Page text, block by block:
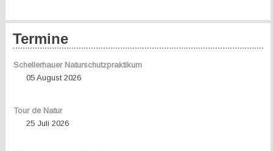
Termine
Schellerhauer Naturschutzpraktikum
05 August 2026
Tour de Natur
25 Juli 2026